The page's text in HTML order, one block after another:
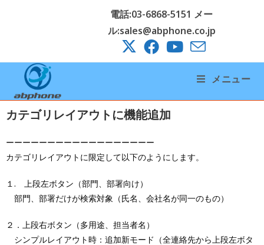
電話:03-6868-5151 メー
ル:sales@abphone.co.jp
メニュー
カテゴリレイアウトに機能追加
ーーーーーーーーーーーーーーーーーー
カテゴリレイアウトに限定して以下のようにします。
１. 上段左ボタン（部門、部署向け）
部門、部署だけが検索対象（氏名、会社名が同一のもの）
２．上段右ボタン（多用途、担当者名）
シンプルレイアウト時：追加新モード（全連絡先から上段左ボタ